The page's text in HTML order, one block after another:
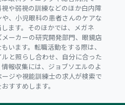
や弱視の訓練などのほか白内障
、小児眼科の患者さんのケアな
ます。そのほかでは、メガネ
ーカーの研究開発部門、眼鏡店
います。転職活動をする際は、
と照らし合わせ、自分に合った
報収集には、ジョブソエルのよ
ジや視能訓練士の求人が検索で
すすめします。